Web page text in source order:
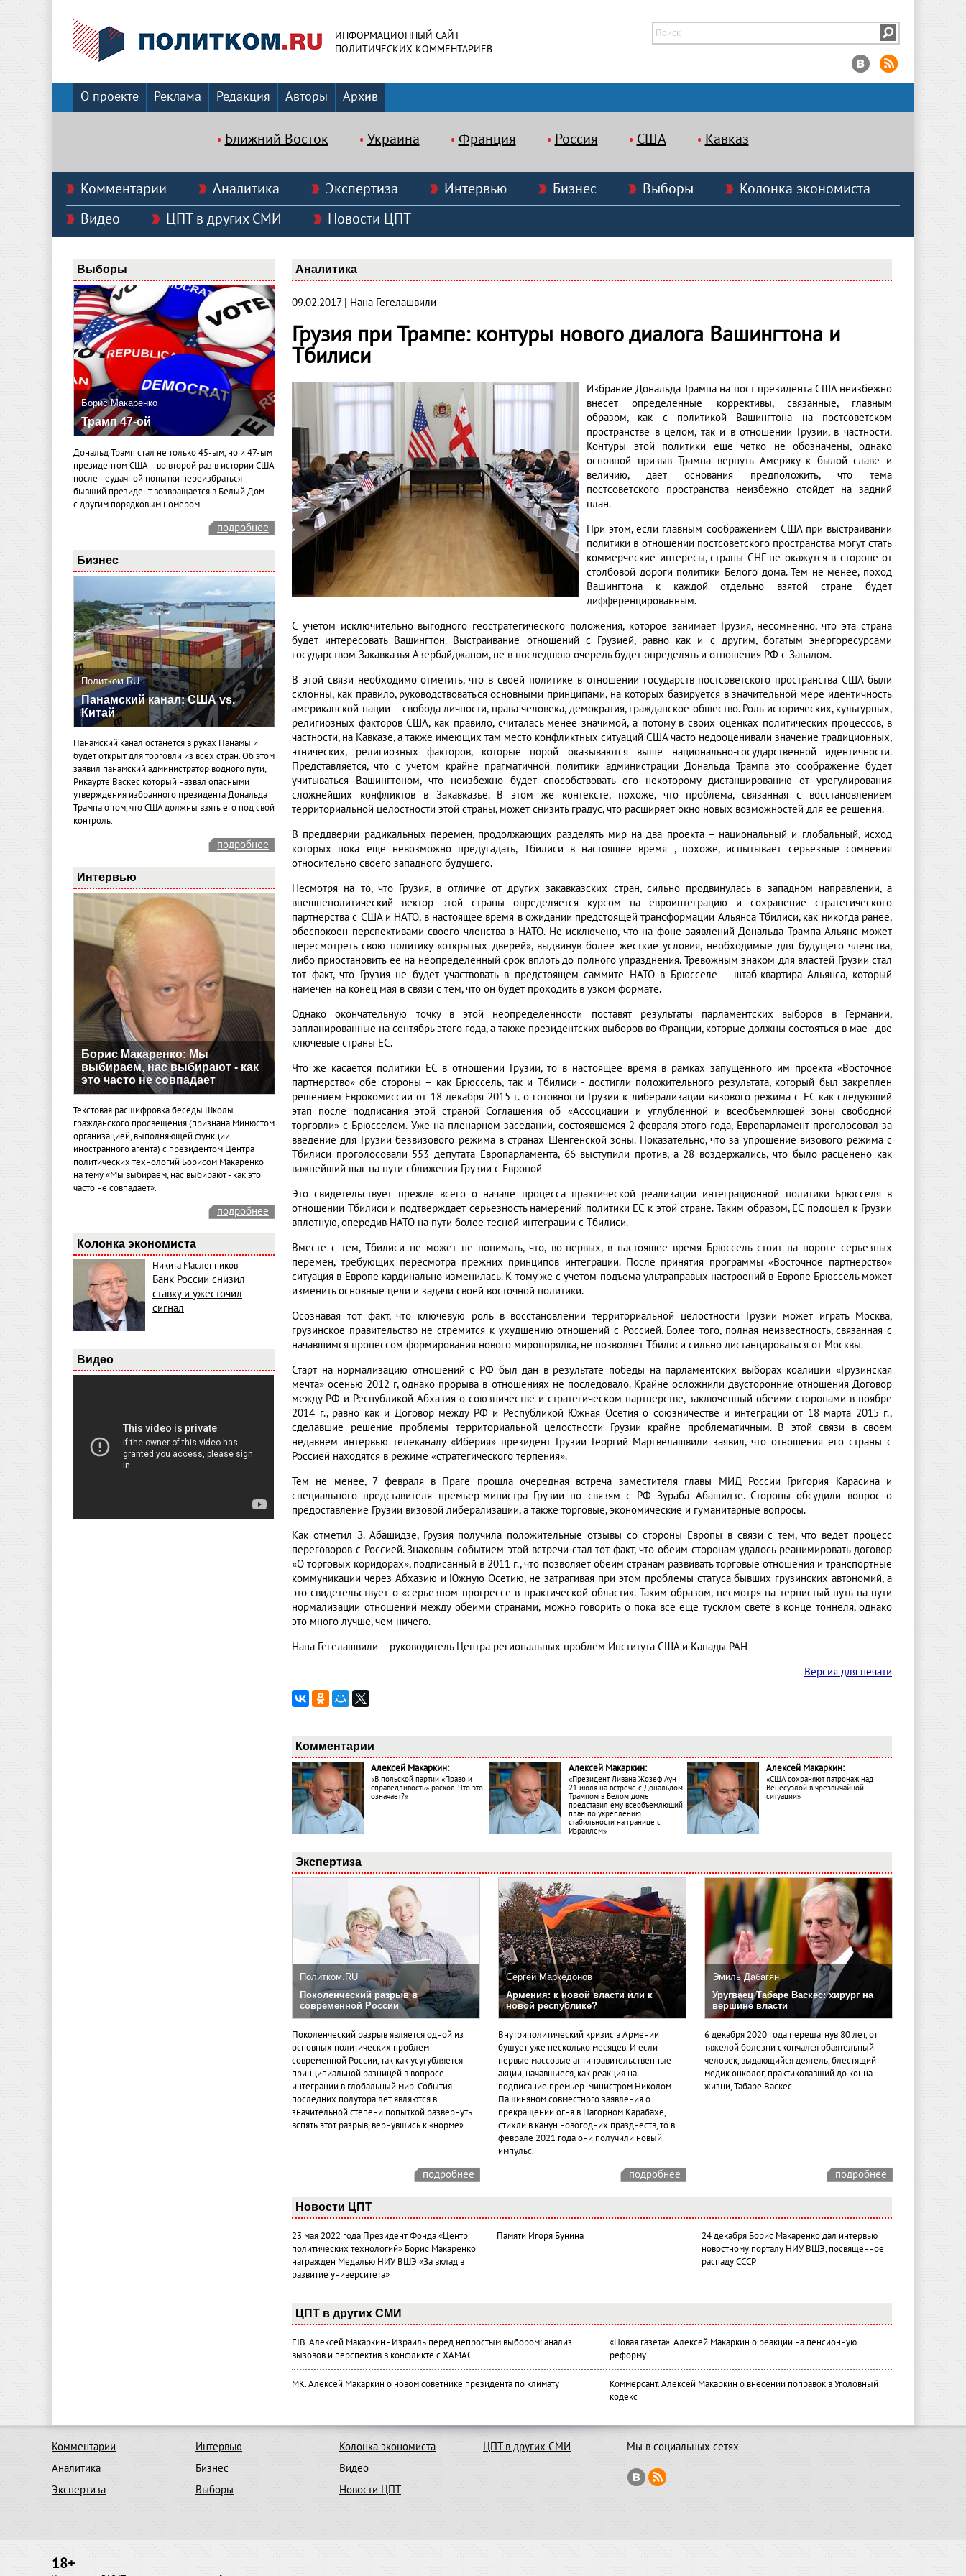
ИНФОРМАЦИОННЫЙ САЙТ
ПОЛИТИЧЕСКИХ КОММЕНТАРИЕВ
О проекте Реклама Редакция Авторы Архив
Ближний Восток Украина Франция Россия США Кавказ
Комментарии Аналитика Экспертиза Интервью Бизнес Выборы
Колонка экономиста
Видео
ЦПТ в других СМИ Новости ЦПТ
Выборы
Борис Макаренко
Трамп 47-ой
Дональд Трамп стал не только 45-ым, но и 47-ым
президентом США – во второй раз в истории США
после неудачной попытки переизбраться
бывший президент возвращается в Белый Дом –
с другим порядковым номером.
подробнее
Бизнес
Политком.RU
Панамский канал: США vs.
Китай
Панамский канал останется в руках Панамы и
будет открыт для торговли из всех стран. Об этом
заявил панамский администратор водного пути,
Рикаурте Васкес который назвал опасными
утверждения избранного президента Дональда
Трампа о том, что США должны взять его под свой
контроль.
подробнее
Интервью
Борис Макаренко: Мы
выбираем, нас выбирают - как
это часто не совпадает
Текстовая расшифровка беседы Школы
гражданского просвещения (признана Минюстом
организацией, выполняющей функции
иностранного агента) с президентом Центра
политических технологий Борисом Макаренко
на тему «Мы выбираем, нас выбирают - как это
часто не совпадает».
подробнее
Колонка экономиста
Никита Масленников
Банк России снизил
ставку и ужесточил
сигнал
Видео
Аналитика
09.02.2017 | Нана Гегелашвили
Грузия при Трампе: контуры нового диалога Вашингтона и
Тбилиси
Избрание Дональда Трампа на пост президента США неизбежно
внесет определенные коррективы, связанные, главным
образом, как с политикой Вашингтона на постсоветском
пространстве в целом, так и в отношении Грузии, в частности.
Контуры этой политики еще четко не обозначены, однако
основной призыв Трампа вернуть Америку к былой славе и
величию, дает основания предположить, что тема
постсоветского пространства неизбежно отойдет на задний
план.
При этом, если главным соображением США при выстраивании
политики в отношении постсоветского пространства могут стать
коммерческие интересы, страны СНГ не окажутся в стороне от
столбовой дороги политики Белого дома. Тем не менее, поход
Вашингтона к каждой отдельно взятой стране будет
дифференцированным.
С учетом исключительно выгодного геостратегического положения, которое занимает Грузия, несомненно, что эта страна
будет интересовать Вашингтон. Выстраивание отношений с Грузией, равно как и с другим, богатым энергоресурсами
государством Закавказья Азербайджаном, не в последнюю очередь будет определять и отношения РФ с Западом.
В этой связи необходимо отметить, что в своей политике в отношении государств постсоветского пространства США были
склонны, как правило, руководствоваться основными принципами, на которых базируется в значительной мере идентичность
американской нации – свобода личности, права человека, демократия, гражданское общество. Роль исторических, культурных,
религиозных факторов США, как правило, считалась менее значимой, а потому в своих оценках политических процессов, в
частности, на Кавказе, а также имеющих там место конфликтных ситуаций США часто недооценивали значение традиционных,
этнических, религиозных факторов, которые порой оказываются выше национально-государственной идентичности.
Представляется, что с учётом крайне прагматичной политики администрации Дональда Трампа это соображение будет
учитываться Вашингтоном, что неизбежно будет способствовать его некоторому дистанцированию от урегулирования
сложнейших конфликтов в Закавказье. В этом же контексте, похоже, что проблема, связанная с восстановлением
территориальной целостности этой страны, может снизить градус, что расширяет окно новых возможностей для ее решения.
В преддверии радикальных перемен, продолжающих разделять мир на два проекта – национальный и глобальный, исход
которых пока еще невозможно предугадать, Тбилиси в настоящее время , похоже, испытывает серьезные сомнения
относительно своего западного будущего.
Несмотря на то, что Грузия, в отличие от других закавказских стран, сильно продвинулась в западном направлении, а
внешнеполитический вектор этой страны определяется курсом на евроинтеграцию и сохранение стратегического
партнерства с США и НАТО, в настоящее время в ожидании предстоящей трансформации Альянса Тбилиси, как никогда ранее,
обеспокоен перспективами своего членства в НАТО. Не исключено, что на фоне заявлений Дональда Трампа Альянс может
пересмотреть свою политику «открытых дверей», выдвинув более жесткие условия, необходимые для будущего членства,
либо приостановить ее на неопределенный срок вплоть до полного упразднения. Тревожным знаком для властей Грузии стал
тот факт, что Грузия не будет участвовать в предстоящем саммите НАТО в Брюсселе – штаб-квартира Альянса, который
намечен на конец мая в связи с тем, что он будет проходить в узком формате.
Однако окончательную точку в этой неопределенности поставят результаты парламентских выборов в Германии,
запланированные на сентябрь этого года, а также президентских выборов во Франции, которые должны состояться в мае - две
ключевые страны ЕС.
Что же касается политики ЕС в отношении Грузии, то в настоящее время в рамках запущенного им проекта «Восточное
партнерство» обе стороны – как Брюссель, так и Тбилиси - достигли положительного результата, который был закреплен
решением Еврокомиссии от 18 декабря 2015 г. о готовности Грузии к либерализации визового режима с ЕС как следующий
этап после подписания этой страной Соглашения об «Ассоциации и углубленной и всеобъемлющей зоны свободной
торговли» с Брюсселем. Уже на пленарном заседании, состоявшемся 2 февраля этого года, Европарламент проголосовал за
введение для Грузии безвизового режима в странах Шенгенской зоны. Показательно, что за упрощение визового режима с
Тбилиси проголосовали 553 депутата Европарламента, 66 выступили против, а 28 воздержались, что было расценено как
важнейший шаг на пути сближения Грузии с Европой
Это свидетельствует прежде всего о начале процесса практической реализации интеграционной политики Брюсселя в
отношении Тбилиси и подтверждает серьезность намерений политики ЕС к этой стране. Таким образом, ЕС подошел к Грузии
вплотную, опередив НАТО на пути более тесной интеграции с Тбилиси.
Вместе с тем, Тбилиси не может не понимать, что, во-первых, в настоящее время Брюссель стоит на пороге серьезных
перемен, требующих пересмотра прежних принципов интеграции. После принятия программы «Восточное партнерство»
ситуация в Европе кардинально изменилась. К тому же с учетом подъема ультраправых настроений в Европе Брюссель может
изменить основные цели и задачи своей восточной политики.
Осознавая тот факт, что ключевую роль в восстановлении территориальной целостности Грузии может играть Москва,
грузинское правительство не стремится к ухудшению отношений с Россией. Более того, полная неизвестность, связанная с
начавшимся процессом формирования нового миропорядка, не позволяет Тбилиси сильно дистанцироваться от Москвы.
Старт на нормализацию отношений с РФ был дан в результате победы на парламентских выборах коалиции «Грузинская
мечта» осенью 2012 г, однако прорыва в отношениях не последовало. Крайне осложнили двусторонние отношения Договор
между РФ и Республикой Абхазия о союзничестве и стратегическом партнерстве, заключенный обеими сторонами в ноябре
2014 г., равно как и Договор между РФ и Республикой Южная Осетия о союзничестве и интеграции от 18 марта 2015 г.,
сделавшие решение проблемы территориальной целостности Грузии крайне проблематичным. В этой связи в своем
недавнем интервью телеканалу «Иберия» президент Грузии Георгий Маргвелашвили заявил, что отношения его страны с
Россией находятся в режиме «стратегического терпения».
Тем не менее, 7 февраля в Праге прошла очередная встреча заместителя главы МИД России Григория Карасина и
специального представителя премьер-министра Грузии по связям с РФ Зураба Абашидзе. Стороны обсудили вопрос о
предоставление Грузии визовой либерализации, а также торговые, экономические и гуманитарные вопросы.
Как отметил З. Абашидзе, Грузия получила положительные отзывы со стороны Европы в связи с тем, что ведет процесс
переговоров с Россией. Знаковым событием этой встречи стал тот факт, что обеим сторонам удалось реанимировать договор
«О торговых коридорах», подписанный в 2011 г., что позволяет обеим странам развивать торговые отношения и транспортные
коммуникации через Абхазию и Южную Осетию, не затрагивая при этом проблемы статуса бывших грузинских автономий, а
это свидетельствует о «серьезном прогрессе в практической области». Таким образом, несмотря на тернистый путь на пути
нормализации отношений между обеими странами, можно говорить о пока все еще тусклом свете в конце тоннеля, однако
это много лучше, чем ничего.
Нана Гегелашвили – руководитель Центра региональных проблем Института США и Канады РАН
Версия для печати
Комментарии
Алексей Макаркин:
«В польской партии «Право и
справедливость» раскол. Что это
означает?»
Алексей Макаркин:
«Президент Ливана Жозеф Аун
21 июля на встрече с Дональдом
Трампом в Белом доме
представил ему всеобъемлющий
план по укреплению
стабильности на границе с
Израилем»
Алексей Макаркин:
«США сохраняют патронаж над
Венесуэлой в чрезвычайной
ситуации»
Экспертиза
Политком.RU
Поколенческий разрыв в
современной России
Поколенческий разрыв является одной из
основных политических проблем
современной России, так как усугубляется
принципиальной разницей в вопросе
интеграции в глобальный мир. События
последних полутора лет являются в
значительной степени попыткой развернуть
вспять этот разрыв, вернувшись к «норме».
Сергей Маркедонов
Армения: к новой власти или к
новой республике?
Внутриполитический кризис в Армении
бушует уже несколько месяцев. И если
первые массовые антиправительственные
акции, начавшиеся, как реакция на
подписание премьер-министром Николом
Пашиняном совместного заявления о
прекращении огня в Нагорном Карабахе,
стихли в канун новогодних празднеств, то в
феврале 2021 года они получили новый
импульс.
Эмиль Дабагян
Уругваец Табаре Васкес: хирург на
вершине власти
6 декабря 2020 года перешагнув 80 лет, от
тяжелой болезни скончался обаятельный
человек, выдающийся деятель, блестящий
медик онколог, практиковавший до конца
жизни, Табаре Васкес.
подробнее подробнее подробнее
Новости ЦПТ
23 мая 2022 года Президент Фонда «Центр
политических технологий» Борис Макаренко
награжден Медалью НИУ ВШЭ «За вклад в
развитие университета»
Памяти Игоря Бунина
24 декабря Борис Макаренко дал интервью
новостному порталу НИУ ВШЭ, посвященное
распаду СССР
ЦПТ в других СМИ
FIB. Алексей Макаркин - Израиль перед непростым выбором: анализ
вызовов и перспектив в конфликте с ХАМАС
«Новая газета». Алексей Макаркин о реакции на пенсионную
реформу
МК. Алексей Макаркин о новом советнике президента по климату
Коммерсант. Алексей Макаркин о внесении поправок в Уголовный
кодекс
Комментарии
Аналитика
Экспертиза
Интервью
Бизнес
Выборы
Колонка экономиста
Видео
Новости ЦПТ
ЦПТ в других СМИ Мы в социальных сетях
18+